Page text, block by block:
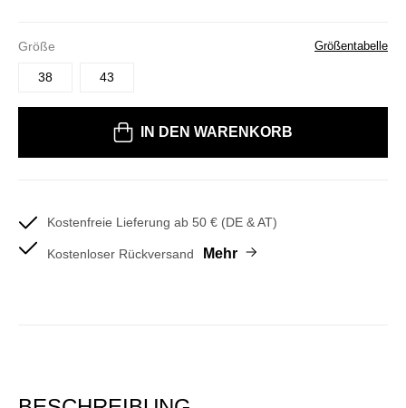
Größe Größentabelle
38 43
IN DEN WARENKORB
Kostenfreie Lieferung ab 50 € (DE & AT)
Kostenloser Rückversand Mehr